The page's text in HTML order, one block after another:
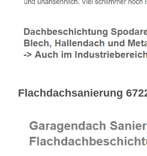
Flachdachsanierung